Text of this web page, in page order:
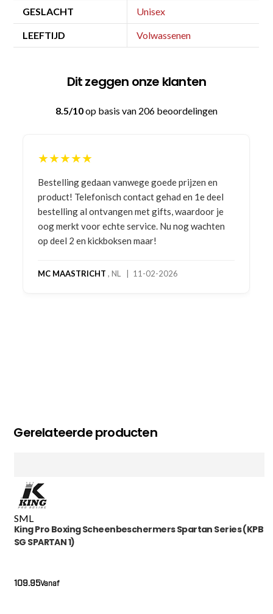
GESLACHT Unisex
LEEFTIJD Volwassenen
Dit zeggen onze klanten
8.5/10op basis van 206 beoordelingen
★★★★★
Bestelling gedaan vanwege goede prijzen en
product! Telefonisch contact gehad en 1e deel
bestelling al ontvangen met gifts, waardoor je
oog merkt voor echte service. Nu nog wachten
op deel 2 en kickboksen maar!
MC MAASTRICHT , NL | 11-02-2026
Gerelateerde producten
SML
King Pro Boxing Scheenbeschermers Spartan Series (KPB
SG SPARTAN 1)
Vanaf
109.95